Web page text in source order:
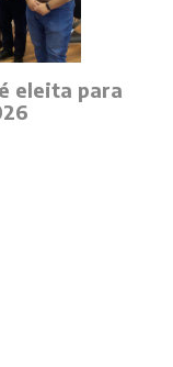
eleita para